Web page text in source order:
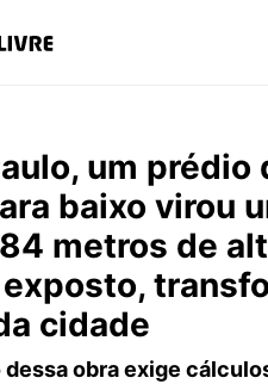
um
baixo virou
metros de
cidade
obra exige